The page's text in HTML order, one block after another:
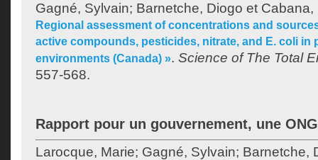
Gagné, Sylvain; Barnetche, Diogo et Cabana,
Regional assessment of concentrations and
active compounds, pesticides, nitrate, and E. coli in
environments (Canada) ». Science of The Total
557-568.
Rapport pour un gouvernement, une ONG
Larocque, Marie; Gagné, Sylvain; Barnetche,